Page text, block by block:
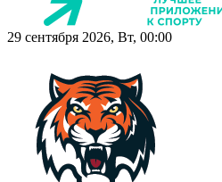
29 сентября 2026, Вт, 00:00